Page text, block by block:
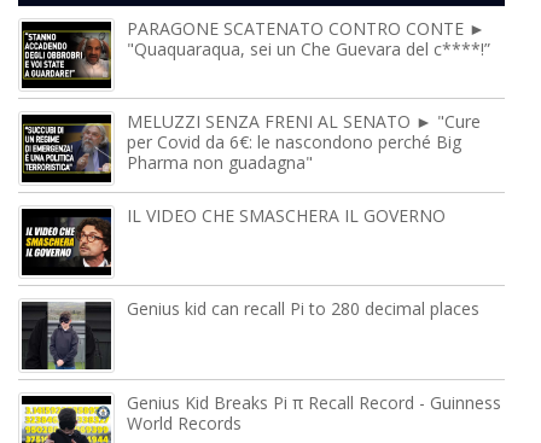
PARAGONE SCATENATO CONTRO CONTE ►
"Quaquaraqua, sei un Che Guevara del c****!”
MELUZZI SENZA FRENI AL SENATO ► "Cure
per Covid da 6€: le nascondono perché Big
Pharma non guadagna"
IL VIDEO CHE SMASCHERA IL GOVERNO
Genius kid can recall Pi to 280 decimal places
Genius Kid Breaks Pi π Recall Record - Guinness
World Records